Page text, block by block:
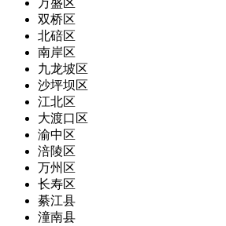
万盛区
双桥区
北碚区
南岸区
九龙坡区
沙坪坝区
江北区
大渡口区
渝中区
涪陵区
万州区
长寿区
綦江县
潼南县